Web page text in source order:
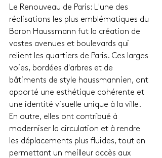
Le Renouveau de Paris: L'une des
réalisations les plus emblématiques du
Baron Haussmann fut la création de
vastes avenues et boulevards qui
relient les quartiers de Paris. Ces larges
voies, bordées d'arbres et de
bâtiments de style haussmannien, ont
apporté une esthétique cohérente et
une identité visuelle unique à la ville.
En outre, elles ont contribué à
moderniser la circulation et à rendre
les déplacements plus fluides, tout en
permettant un meilleur accès aux